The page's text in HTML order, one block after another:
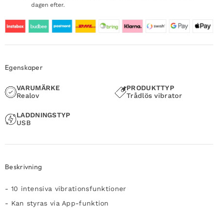
mängd
dagen efter.
Egenskaper
VARUMÄRKE
Realov
PRODUKTTYP
Trådlös vibrator
LADDNINGSTYP
USB
Beskrivning
- 10 intensiva vibrationsfunktioner
- Kan styras via App-funktion